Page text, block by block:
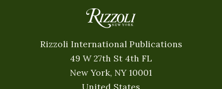
Rizzoli International Publications
49 W 27th St 4th FL
New York, NY 10001
United States